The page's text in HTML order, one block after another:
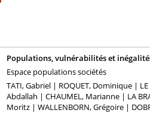
Populations, vulnérabilités et
Espace populations sociétés
TATI, Gabriel | ROQUET, Dominique |
Abdallah | CHAUMEL, Marianne | LA
Moritz | WALLENBORN, Grégoire |